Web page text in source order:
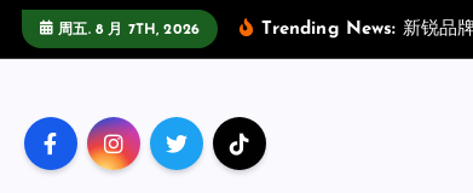
周五. 8 月 7TH, 2026 Trending News: 新锐品